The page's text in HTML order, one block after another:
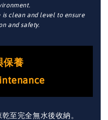
is clean and level to ensure
and safety.
保養
至完全無水後收納。